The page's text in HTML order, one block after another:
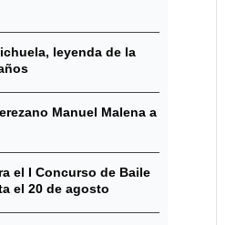
leyenda de la
Manuel Malena a
el I Concurso de Baile
el 20 de agosto